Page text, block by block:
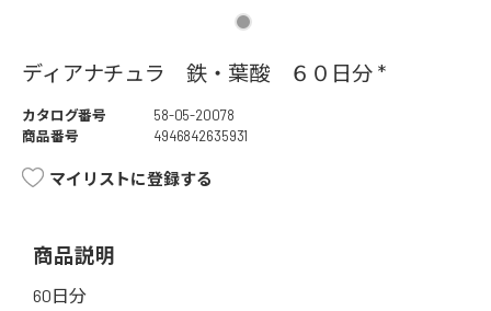
ディアナチュラ 鉄・葉酸 ６０日分 *
カタログ番号
58-05-20078
商品番号
4946842635931
マイリストに登録する
商品説明
60日分